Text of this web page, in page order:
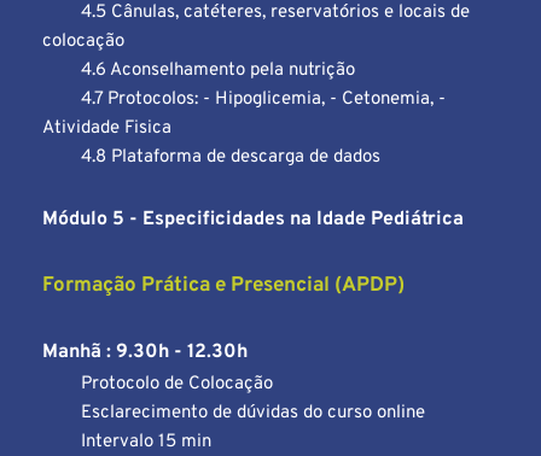
4.5 Cânulas, catéteres, reservatórios e locais de
colocação
4.6 Aconselhamento pela nutrição
4.7 Protocolos: - Hipoglicemia, - Cetonemia, -
Atividade Fisica
4.8 Plataforma de descarga de dados
Módulo 5 - Especificidades na Idade Pediátrica
Formação Prática e Presencial (APDP)
Manhã : 9.30h - 12.30h
Protocolo de Colocação
Esclarecimento de dúvidas do curso online
Intervalo 15 min